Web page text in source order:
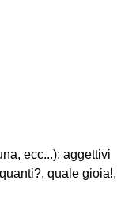
ecc...); aggettivi
quale gioia!,